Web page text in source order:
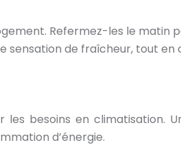
Refermez-les le matin
sensation de fraîcheur, tout
besoins en climatisation.
d’énergie.